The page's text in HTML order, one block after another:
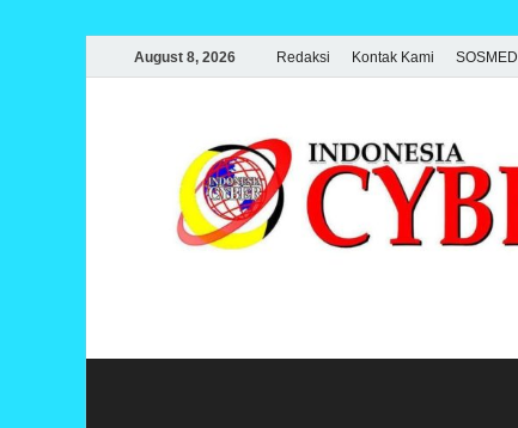
August 8, 2026 Redaksi Kontak Kami SOSMED